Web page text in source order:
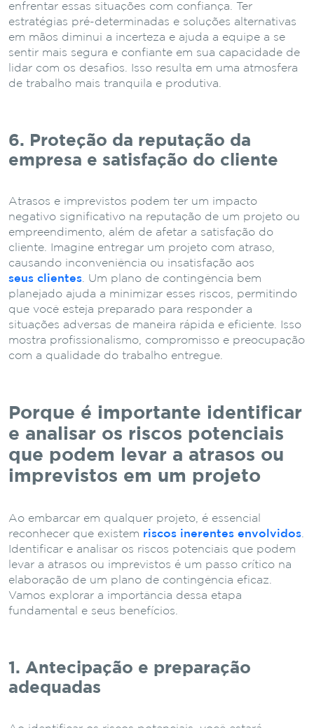
enfrentar essas situações com confiança. Ter
estratégias pré-determinadas e soluções alternativas
em mãos diminui a incerteza e ajuda a equipe a se
sentir mais segura e confiante em sua capacidade de
lidar com os desafios. Isso resulta em uma atmosfera
de trabalho mais tranquila e produtiva.
6. Proteção da reputação da
empresa e satisfação do cliente
Atrasos e imprevistos podem ter um impacto
negativo significativo na reputação de um projeto ou
empreendimento, além de afetar a satisfação do
cliente. Imagine entregar um projeto com atraso,
causando inconveniência ou insatisfação aos
seus clientes . Um plano de contingência bem
planejado ajuda a minimizar esses riscos, permitindo
que você esteja preparado para responder a
situações adversas de maneira rápida e eficiente. Isso
mostra profissionalismo, compromisso e preocupação
com a qualidade do trabalho entregue.
Porque é importante identificar
e analisar os riscos potenciais
que podem levar a atrasos ou
imprevistos em um projeto
Ao embarcar em qualquer projeto, é essencial
reconhecer que existem riscos inerentes envolvidos
Identificar e analisar os riscos potenciais que podem
levar a atrasos ou imprevistos é um passo crítico na
elaboração de um plano de contingência eficaz.
Vamos explorar a importância dessa etapa
fundamental e seus benefícios.
1. Antecipação e preparação
adequadas